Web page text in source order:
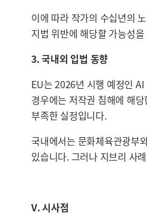
이에 따라 작가의 수십년의
지법 위반에 해당할 가능성
3. 국내외 입법 동향
EU는 2026년 시행 예정인
경우에는 저작권 침해에 해
부족한 실정입니다.
국내에서는 문화체육관광부
있습니다. 그러나 지브리 사
V. 시사점